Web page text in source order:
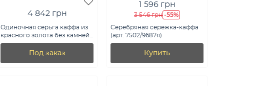
4 842 грн
Одиночная серьга каффа из
красного золота без камней
(арт. 110854Я)
Под заказ
1 596 грн
3 546 грн -55%
Серебряная сережка-каффа
(арт. 7502/9687я)
Купить